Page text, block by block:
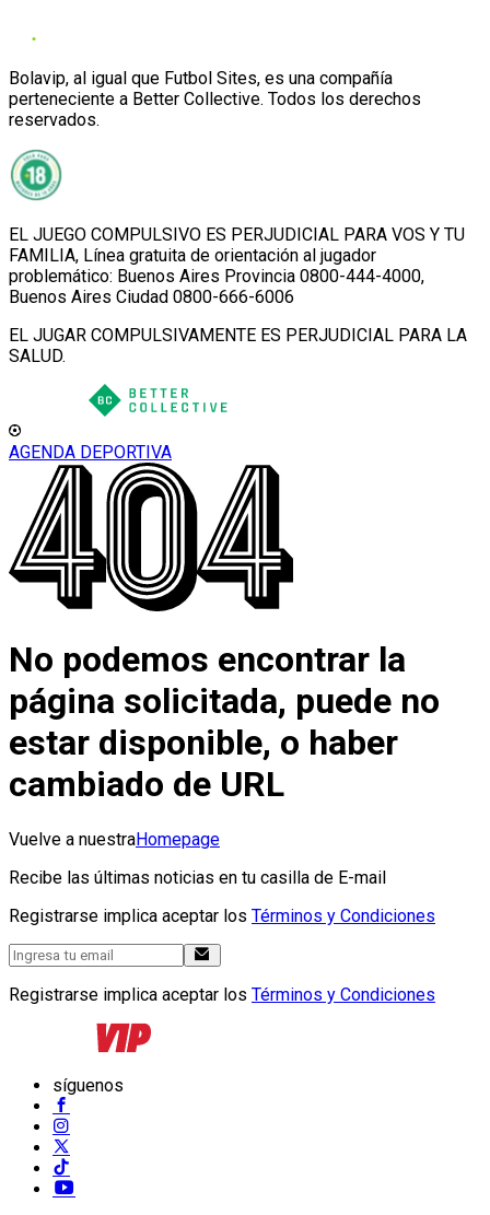
Bolavip, al igual que Futbol Sites, es una compañía
perteneciente a Better Collective. Todos los derechos
reservados.
EL JUEGO COMPULSIVO ES PERJUDICIAL PARA VOS Y TU
FAMILIA, Línea gratuita de orientación al jugador
problemático: Buenos Aires Provincia 0800-444-4000,
Buenos Aires Ciudad 0800-666-6006
EL JUGAR COMPULSIVAMENTE ES PERJUDICIAL PARA LA
SALUD.
AGENDA DEPORTIVA
No podemos encontrar la
página solicitada, puede no
estar disponible, o haber
cambiado de URL
Vuelve a nuestraHomepage
Recibe las últimas noticias en tu casilla de E-mail
Registrarse implica aceptar los Términos y Condiciones
Registrarse implica aceptar los Términos y Condiciones
síguenos